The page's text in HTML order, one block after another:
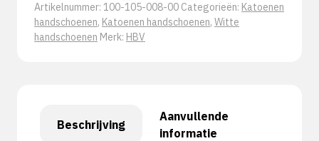
Artikelnummer: 100-105-008-00 Categorieën: Katoenen
handschoenen, Katoenen handschoenen, Witte
handschoenen Merk: HBV
Beschrijving
Aanvullende
informatie